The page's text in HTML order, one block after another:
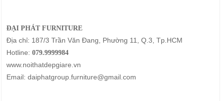
ĐẠI PHÁT FURNITURE
Địa chỉ: 187/3 Trần Văn Đang, Phường 11, Q.3, Tp.HCM
Hotline:079.9999984
www.noithatdepgiare.vn
Email: daiphatgroup.furniture@gmail.com